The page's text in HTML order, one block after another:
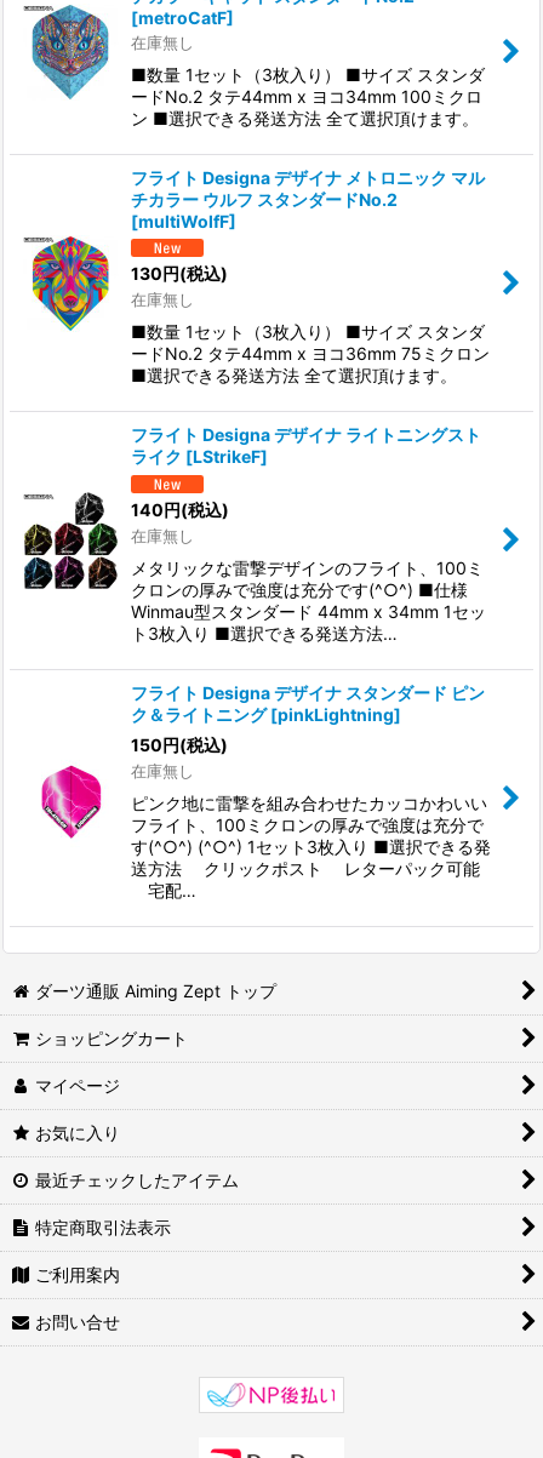
[metroCatF]
在庫無し
■数量 1セット（3枚入り） ■サイズ スタンダ
ードNo.2 タテ44mm x ヨコ34mm 100ミクロ
ン ■選択できる発送方法 全て選択頂けます。
フライト Designa デザイナ メトロニック マル
チカラー ウルフ スタンダードNo.2
[multiWolfF]
130 円(税込)
在庫無し
■数量 1セット（3枚入り） ■サイズ スタンダ
ードNo.2 タテ44mm x ヨコ36mm 75ミクロン
■選択できる発送方法 全て選択頂けます。
フライト Designa デザイナ ライトニングスト
ライク [LStrikeF]
140円(税込)
在庫無し
メタリックな雷撃デザインのフライト、100ミ
クロンの厚みで強度は充分です(^○^) ■仕様
Winmau型スタンダード 44mm x 34mm 1セッ
ト3枚入り ■選択できる発送方法…
フライト Designa デザイナ スタンダード ピン
ク＆ライトニング [pinkLightning]
150円(税込)
在庫無し
ピンク地に雷撃を組み合わせたカッコかわいい
フライト、100ミクロンの厚みで強度は充分で
す(^○^) (^○^) 1セット3枚入り ■選択できる発
送方法 クリックポスト レターパック可能
宅配…
ダーツ通販 Aiming Zept トップ
ショッピングカート
マイページ
お気に入り
最近チェックしたアイテム
特定商取引法表示
ご利用案内
お問い合せ